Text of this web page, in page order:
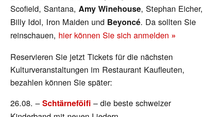
Scofield, Santana,Amy Winehouse, Stephan Eicher,
Billy Idol, Iron Maiden und Beyoncé. Da sollten Sie
reinschauen, hier können Sie sich anmelden »
Reservieren Sie jetzt Tickets für die nächsten
Kulturveranstaltungen im Restaurant Kaufleuten,
bezahlen können Sie später:
26.08. – Schtärneföifi – die beste schweizer